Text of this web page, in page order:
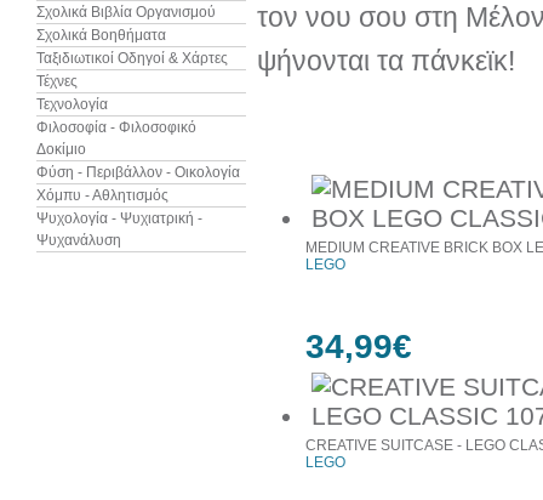
Σχολικά Βιβλία Οργανισμού
Σχολικά Βοηθήματα
Ταξιδιωτικοί Οδηγοί & Χάρτες
Τέχνες
Τεχνολογία
Φιλοσοφία - Φιλοσοφικό
Δοκίμιο
Φύση - Περιβάλλον - Οικολογία
Χόμπυ - Αθλητισμός
Ψυχολογία - Ψυχιατρική -
Ψυχανάλυση
τον νου σου στη
ψήνονται τα πάνκεϊκ!
MEDIUM CREATIVE BRICK BOX
LEGO
34,99€
CREATIVE SUITCASE - LEGO
LEGO